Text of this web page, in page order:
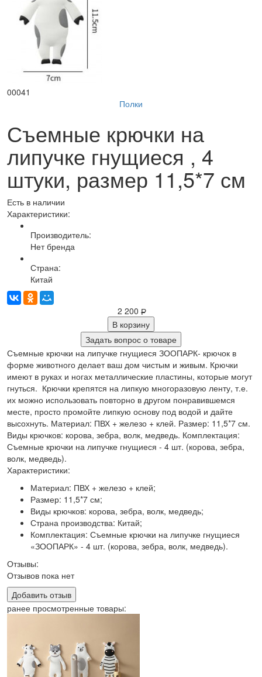
00041
Полки
Съемные крючки на
липучке гнущиеся , 4
штуки, размер 11,5*7 см
Есть в наличии
Характеристики:
Производитель:
Нет бренда
Страна:
Китай
2 200 Р
В корзину
Задать вопрос о товаре
Съемные крючки на липучке гнущиеся ЗООПАРК- крючок в
форме животного делает ваш дом чистым и живым. Крючки
имеют в руках и ногах металлические пластины, которые могут
гнуться. Крючки крепятся на липкую многоразовую ленту, т.е.
их можно использовать повторно в другом понравившемся
месте, просто промойте липкую основу под водой и дайте
высохнуть. Материал: ПВХ + железо + клей. Размер: 11,5*7 см.
Виды крючков: корова, зебра, волк, медведь. Комплектация:
Съемные крючки на липучке гнущиеся - 4 шт. (корова, зебра,
волк, медведь).
Характеристики:
Материал: ПВХ + железо + клей;
Размер: 11,5*7 см;
Виды крючков: корова, зебра, волк, медведь;
Страна производства: Китай;
Комплектация: Съемные крючки на липучке гнущиеся
«ЗООПАРК» - 4 шт. (корова, зебра, волк, медведь).
Отзывы:
Отзывов пока нет
Добавить отзыв
ранее просмотренные товары: